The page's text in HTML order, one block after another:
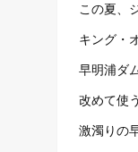
この夏、
キング・
早明浦ダ
改めて使
激濁りの